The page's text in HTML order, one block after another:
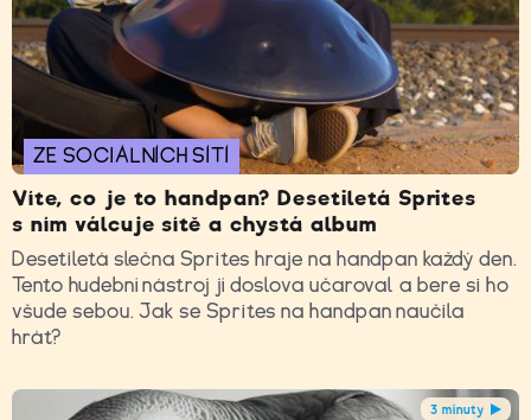
ZE SOCIÁLNÍCH SÍTÍ
Víte, co je to handpan? Desetiletá Sprites
s ním válcuje sítě a chystá album
Desetiletá slečna Sprites hraje na handpan každý den.
Tento hudební nástroj jí doslova učaroval a bere si ho
všude sebou. Jak se Sprites na handpan naučila
hrát?
3 minuty